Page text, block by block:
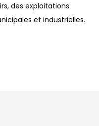
des exploitations
et industrielles.